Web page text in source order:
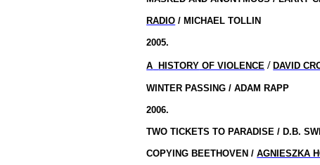
RADIO / MICHAEL TOLLIN
2005.
A HISTORY OF VIOLENCE /DAVID
WINTER PASSING / ADAM RAPP
2006.
TWO TICKETS TO PARADISE / D.B.
COPYING BEETHOVEN /AGNIESZKA